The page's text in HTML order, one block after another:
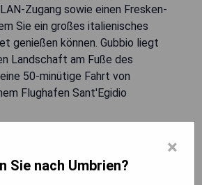
Zugang sowie einen Fresken-
Sie ein großes italienisches
genießen können. Gubbio liegt
Landschaft am Fuße des
50-minütige Fahrt von
Flughafen Sant'Egidio
Fi-Zugang
×
Sie nach Umbrien?